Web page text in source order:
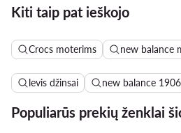
Kiti taip pat ieškojo
Crocs moterims new balance
levis džinsai new balance 1906
Populiarūs prekių ženklai